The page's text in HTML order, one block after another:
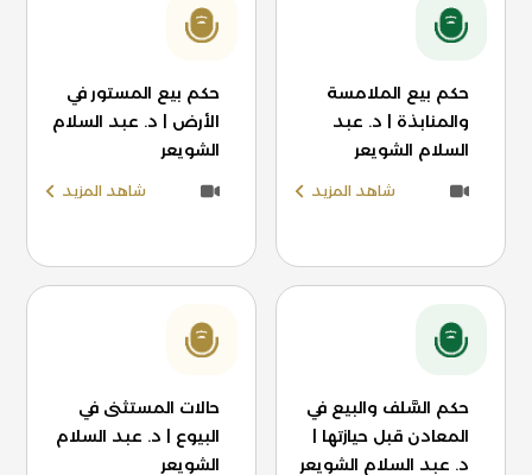
حكم بيع الملامسة
والمنابذة | د. عبد
السلام الشويعر
شاهد المزيد
حكم بيع المستور في
الأرض | د. عبد السلام
الشويعر
شاهد المزيد
حكم السَّلف والبيع في
المعادن قبل حيازتها |
د. عبد السلام الشويعر
حالات المستثنى في
البيوع | د. عبد السلام
الشويعر